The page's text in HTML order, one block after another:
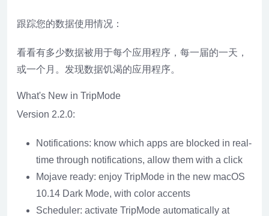
跟踪您的数据使用情况：
看看有多少数据被用于每个应用程序，每一届的一天，
或一个月。发现数据饥渴的应用程序。
What's New in TripMode
Version 2.2.0:
Notifications: know which apps are blocked in real-
time through notifications, allow them with a click
Mojave ready: enjoy TripMode in the new macOS
10.14 Dark Mode, with color accents
Scheduler: activate TripMode automatically at